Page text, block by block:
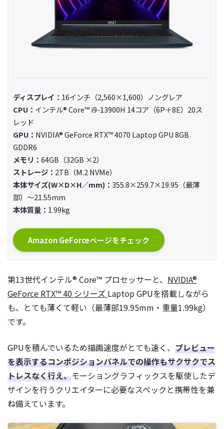
ディスプレイ： 16インチ（2,560×1,600）ノングレア
CPU： インテル® Core™ i9-13900H 14コア（6P＋8E）20ス
レッド
GPU： NVIDIA® GeForce RTX™ 4070 Laptop GPU 8GB
GDDR6
メモリ： 64GB（32GB ×2）
ストレージ： 2TB（M.2 NVMe）
本体サイズ(W×D×H／mm)： 355.8×259.7×19.95（最薄
部）～21.55mm
本体質量： 1.99kg
Amazon GeForceページをチェック
第13世代インテル® Core™ プロセッサーと、 NVIDIA®
GeForce RTX™ 40 シリーズ Laptop GPUを搭載しながら
も、とても薄くて軽い（最薄部19.95mm・重量1.99kg）
です。
GPUを積んでいるため描画速度がとても速く、 プレビュー
を表示するコンポジションパネルでの操作もサクサクでス
トレスなく行え、モーショングラフィックスを駆使したデ
ザインを行うクリエイターに必要なスペックと携帯性を兼
ね備えています。